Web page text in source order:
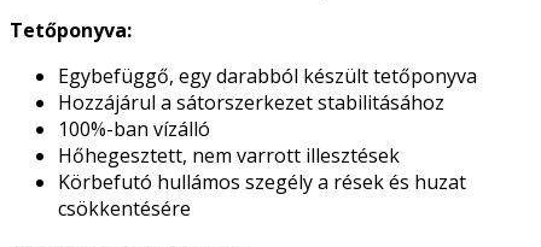
Tetőponyva:
Egybefüggő, egy darabból készült tetőponyva
Hozzájárul a sátorszerkezet stabilitásához
100%-ban vízálló
Hőhegesztett, nem varrott illesztések
Körbefutó hullámos szegély a rések és huzat
csökkentésére